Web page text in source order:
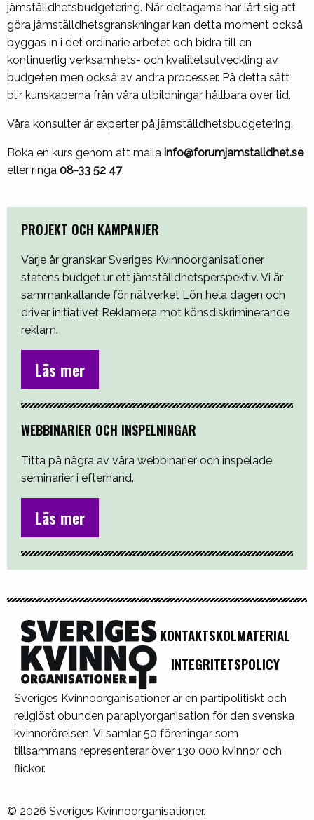
jämställdhetsbudgetering. När deltagarna har lärt sig att
göra jämställdhetsgranskningar kan detta moment också
byggas in i det ordinarie arbetet och bidra till en
kontinuerlig verksamhets- och kvalitetsutveckling av
budgeten men också av andra processer. På detta sätt
blir kunskaperna från våra utbildningar hållbara över tid.
Våra konsulter är experter på jämställdhetsbudgetering.
Boka en kurs genom att maila info@forumjamstalldhet.se
eller ringa 08-33 52 47.
PROJEKT OCH KAMPANJER
Varje år granskar Sveriges Kvinnoorganisationer
statens budget ur ett jämställdhetsperspektiv. Vi är
sammankallande för nätverket Lön hela dagen och
driver initiativet Reklamera mot könsdiskriminerande
reklam.
Läs mer
WEBBINARIER OCH INSPELNINGAR
Titta på några av våra webbinarier och inspelade
seminarier i efterhand.
Läs mer
Sveriges Kvinnoorganisationer är en partipolitiskt och
religiöst obunden paraplyorganisation för den svenska
kvinnorörelsen. Vi samlar 50 föreningar som
tillsammans representerar över 130 000 kvinnor och
flickor.
KONTAKTSKOLMATERIAL
INTEGRITETSPOLICY
© 2026 Sveriges Kvinnoorganisationer.